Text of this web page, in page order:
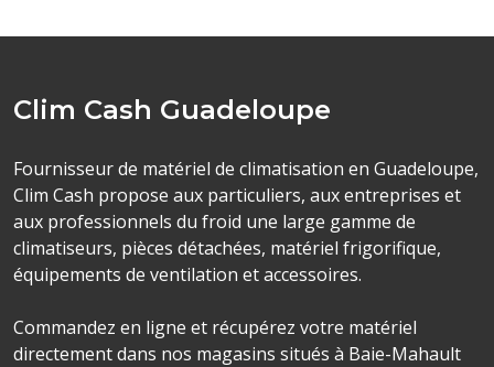
Clim Cash Guadeloupe
Fournisseur de matériel de climatisation en Guadeloupe,
Clim Cash propose aux particuliers, aux entreprises et
aux professionnels du froid une large gamme de
climatiseurs, pièces détachées, matériel frigorifique,
équipements de ventilation et accessoires.
Commandez en ligne et récupérez votre matériel
directement dans nos magasins situés à Baie-Mahault